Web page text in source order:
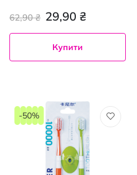
29,90 ₴
62,90 ₴
Купити
-50%